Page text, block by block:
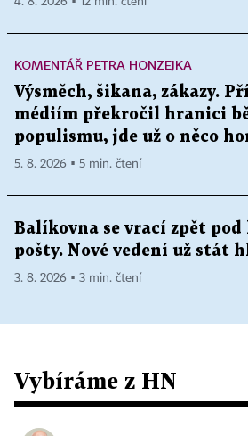
KOMENTÁŘ PETRA HONZEJKA
Výsměch, šikana, zákazy.
médiím překročil hranici
populismu, jde už o něco
5. 8. 2026 ▪ 5 min. čtení
Balíkovna se vrací zpět pod
pošty. Nové vedení už stát
3. 8. 2026 ▪ 3 min. čtení
Vybíráme z HN